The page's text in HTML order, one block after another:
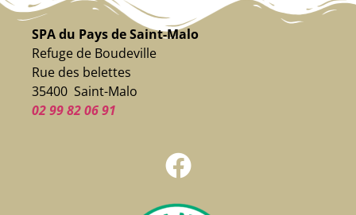
SPA du Pays de Saint-Malo
Refuge de Boudeville
Rue des belettes
35400 Saint-Malo
02 99 82 06 91